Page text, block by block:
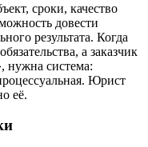
сроки, качество
довести
результата. Когда
а заказчик
нужна система:
Юрист
её.